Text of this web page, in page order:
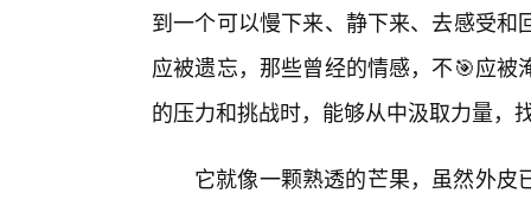
到一个可以慢下来、静下来、去感受
应被遗忘，那些曾经的情感，不🎯应
的压力和挑战时，能够从中汲取力量，
它就像一颗熟透的芒果，虽然外